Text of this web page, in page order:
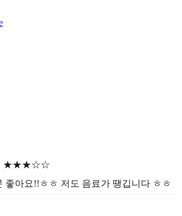
... ★★★☆☆
좋아요!!ㅎㅎ 저도 음료가 땡깁니다 ㅎㅎ